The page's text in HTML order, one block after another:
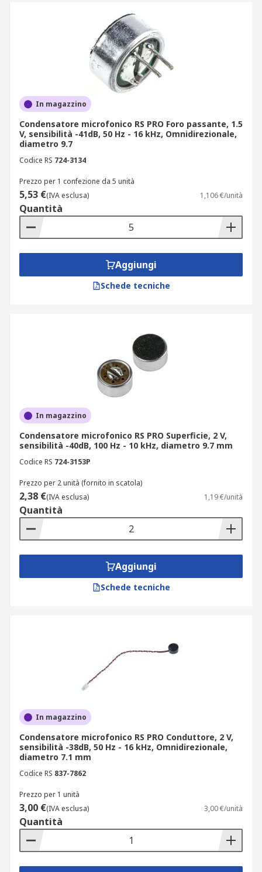
In magazzino
Condensatore microfonico RS PRO Foro passante, 1.5
V, sensibilità -41dB, 50 Hz - 16 kHz, Omnidirezionale,
diametro 9.7
Codice RS 724-3134
Prezzo per 1 confezione da 5 unità
5,53 €(IVA esclusa) 1,106 €/unità
Quantità
Aggiungi
Schede tecniche
In magazzino
Condensatore microfonico RS PRO Superficie, 2 V,
sensibilità -40dB, 100 Hz - 10 kHz, diametro 9.7 mm
Codice RS 724-3153P
Prezzo per 2 unità (fornito in scatola)
2,38 €(IVA esclusa) 1,19 €/unità
Quantità
Aggiungi
Schede tecniche
In magazzino
Condensatore microfonico RS PRO Conduttore, 2 V,
sensibilità -38dB, 50 Hz - 16 kHz, Omnidirezionale,
diametro 7.1 mm
Codice RS 837-7862
Prezzo per 1 unità
3,00 €(IVA esclusa) 3,00 €/unità
Quantità